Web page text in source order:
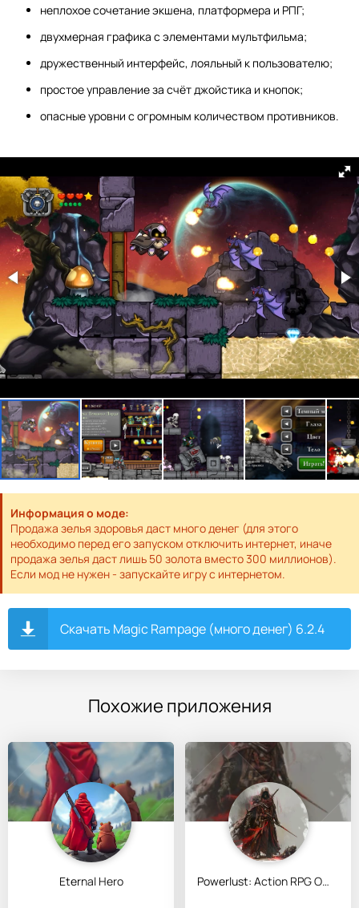
неплохое сочетание экшена, платформера и РПГ;
двухмерная графика с элементами мультфильма;
дружественный интерфейс, лояльный к пользователю;
простое управление за счёт джойстика и кнопок;
опасные уровни с огромным количеством противников.
Информация о моде:
Продажа зелья здоровья даст много денег (для этого
необходимо перед его запуском отключить интернет, иначе
продажа зелья даст лишь 50 золота вместо 300 миллионов).
Если мод не нужен - запускайте игру с интернетом.
Скачать Magic Rampage (много денег) 6.2.4
Похожие приложения
Eternal Hero Powerlust: Action RPG Offline